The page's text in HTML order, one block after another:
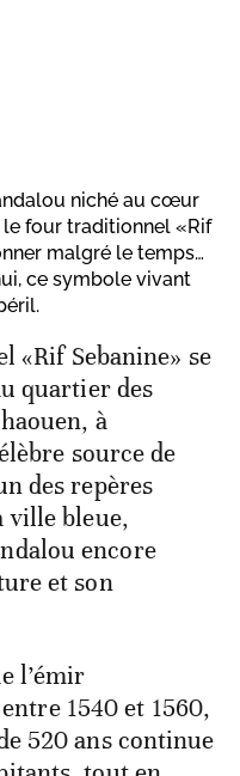
niché au cœur
le four traditionnel «Rif
malgré le temps…
ce symbole vivant
«Rif Sebanine» se
quartier des
à
source de
des repères
ville bleue,
encore
et son
l’émir
1540 et 1560,
520 ans continue